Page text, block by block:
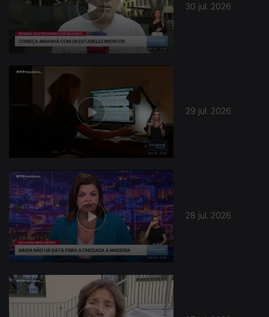
30 jul. 2026
29 jul. 2026
28 jul. 2026
945293